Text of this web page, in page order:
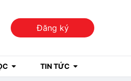
Đăng ký
TIN TỨC